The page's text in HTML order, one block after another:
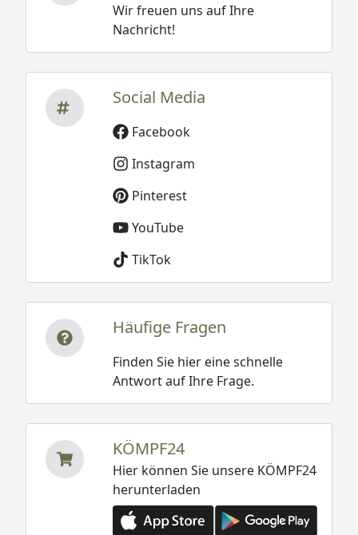
Wir freuen uns auf Ihre
Nachricht!
Social Media
Facebook
Instagram
Pinterest
YouTube
TikTok
Häufige Fragen
Finden Sie hier eine schnelle
Antwort auf Ihre Frage.
KÖMPF24
Hier können Sie unsere KÖMPF24
herunterladen